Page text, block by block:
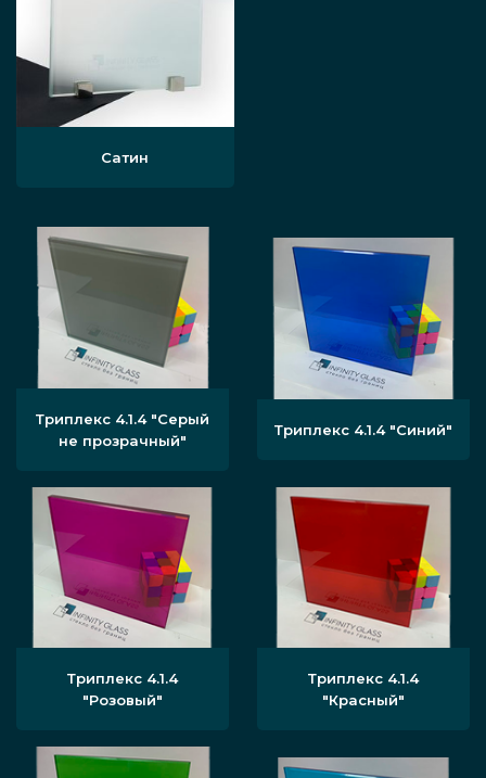
Сатин
Триплекс 4.1.4 "Серый
не прозрачный"
Триплекс 4.1.4 "Синий"
Триплекс 4.1.4
"Розовый"
Триплекс 4.1.4
"Красный"